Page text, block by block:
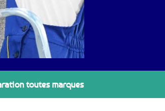
toutes marques